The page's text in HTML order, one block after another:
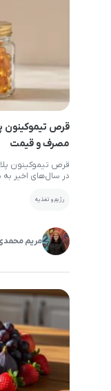
قرص تیموکینون
مصرف و قیمت
قرص تیموکینون
در سال‌های اخیر به
مورد توجه قرار
رژیم و تغذیه
مریم